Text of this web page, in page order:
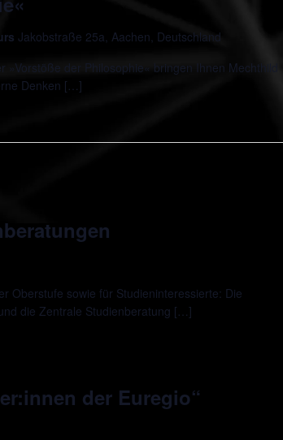
Jakobstraße 25a, Aachen, Deutschland
der Philosophie« bringen Ihnen Mechthild
Denken […]
Oberstufe sowie für Studieninteressierte: Die
die Zentrale Studienberatung […]
der Euregio“